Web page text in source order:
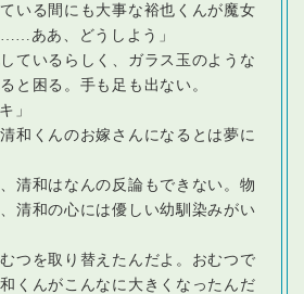
いる間にも大事な裕也くんが魔女
…ああ、どうしよう」
ているらしく、ガラス玉のような
と困る。手も足も出ない。
」
和くんのお嫁さんになるとは夢に
清和はなんの反論もできない。物
清和の心には優しい幼馴染みがい
つを取り替えたんだよ。おむつで
くんがこんなに大きくなったんだ